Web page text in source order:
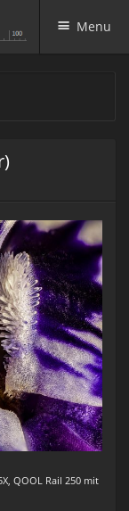
Menu
QOOL Rail 250 mit